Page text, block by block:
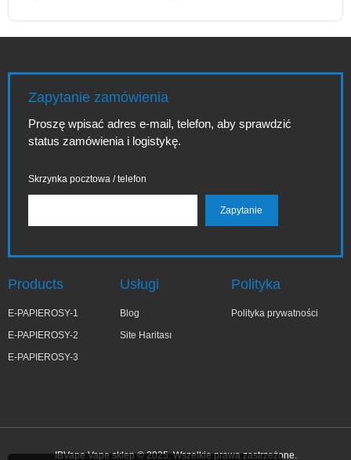
Zapytanie zamówienia
Proszę wpisać adres e-mail, telefon, aby sprawdzić
status zamówienia i logistykę.
Skrzynka pocztowa / telefon
Products
E-PAPIEROSY-1
E-PAPIEROSY-2
E-PAPIEROSY-3
Usługi
Blog
Site Haritası
Polityka
Polityka prywatności
IBVape Vape sklep © 2025. Wszelkie prawa zastrzeżone.